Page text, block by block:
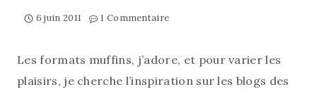
6 juin 2011 1 Commentaire
Les formats muffins, j’adore, et pour varier les
plaisirs, je cherche l’inspiration sur les blogs des